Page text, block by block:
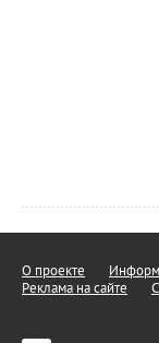
О проекте
Реклама на сайте